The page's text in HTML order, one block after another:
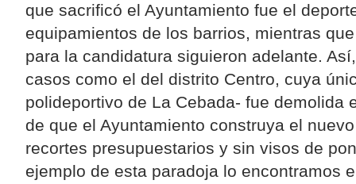
que sacrificó el Ayuntamiento fue el
equipamientos de los barrios, mientras
para la candidatura siguieron adelante.
casos como el del distrito Centro, cuya
polideportivo de La Cebada- fue demolida
de que el Ayuntamiento construya el
recortes presupuestarios y sin visos de
ejemplo de esta paradoja lo encontramos